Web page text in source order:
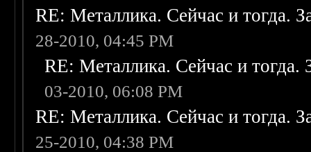
RE: Металлика. Сейчас и тогда.
28-2010, 04:45 PM
RE: Металлика. Сейчас и
03-2010, 06:08 PM
RE: Металлика. Сейчас и тогда.
25-2010, 04:38 PM